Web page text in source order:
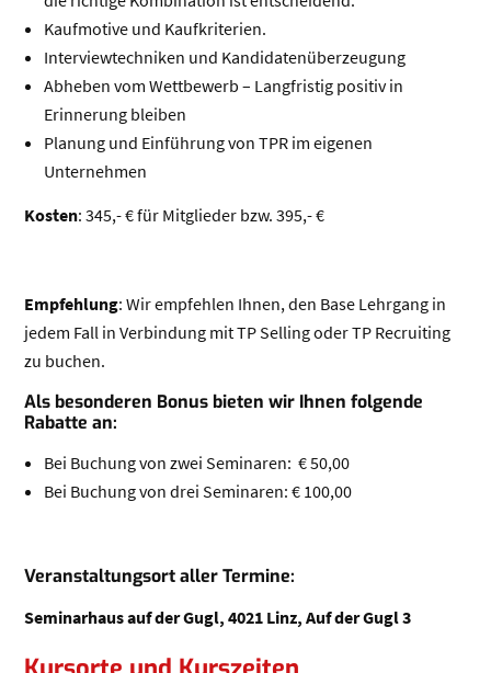
Kaufmotive und Kaufkriterien.
Interviewtechniken und Kandidatenüberzeugung
Abheben vom Wettbewerb – Langfristig positiv in
Erinnerung bleiben
Planung und Einführung von TPR im eigenen
Unternehmen
Kosten: 345,- € für Mitglieder bzw. 395,- €
Empfehlung: Wir empfehlen Ihnen, den Base Lehrgang in
jedem Fall in Verbindung mit TP Selling oder TP Recruiting
zu buchen.
Als besonderen Bonus bieten wir Ihnen folgende
Rabatte an:
Bei Buchung von zwei Seminaren: € 50,00
Bei Buchung von drei Seminaren: € 100,00
Veranstaltungsort aller Termine:
Seminarhaus auf der Gugl, 4021 Linz, Auf der Gugl 3